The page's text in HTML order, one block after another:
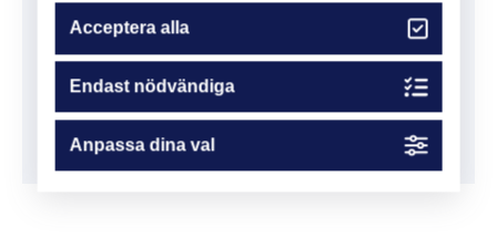
varje klass finns en pågående diskussion om
innehåll och uppläggning av utbildningen
engagemang.
Acceptera alla
Endast nödvändiga
Anpassa dina val